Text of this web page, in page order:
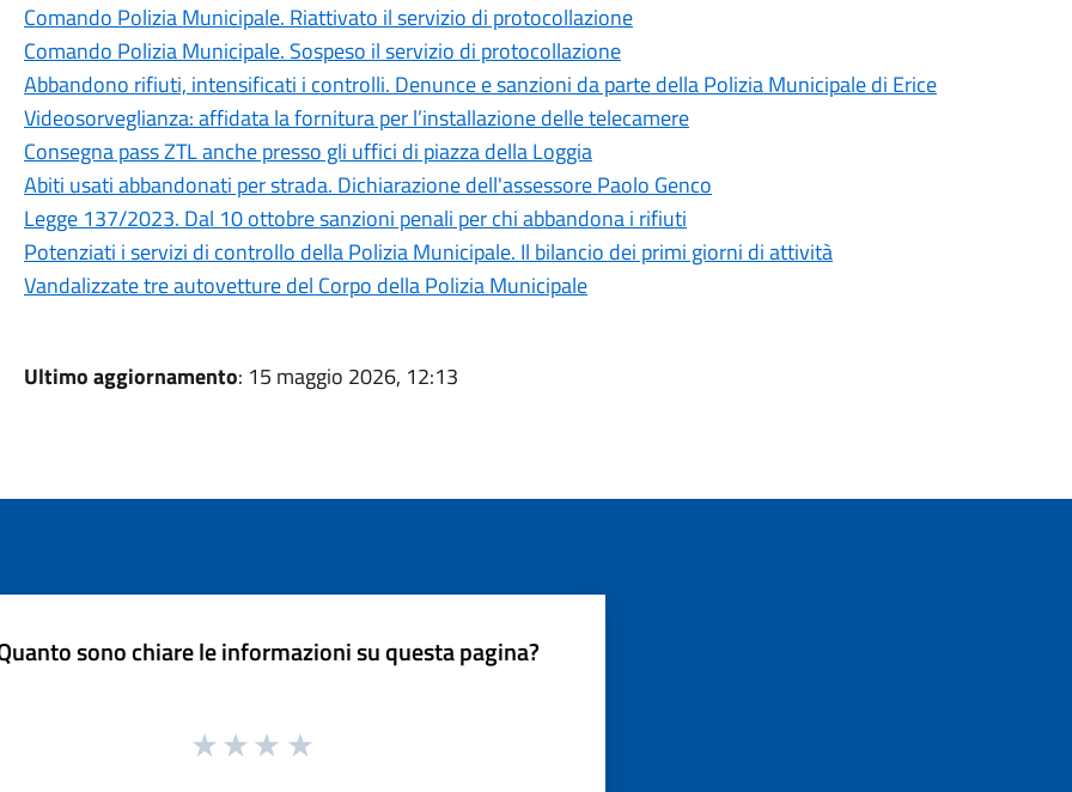
Comando Polizia Municipale. Riattivato il servizio di protocollazione
Comando Polizia Municipale. Sospeso il servizio di protocollazione
Abbandono rifiuti, intensificati i controlli. Denunce e sanzioni da parte della Polizia Municipale di Erice
Videosorveglianza: affidata la fornitura per l’installazione delle telecamere
Consegna pass ZTL anche presso gli uffici di piazza della Loggia
Abiti usati abbandonati per strada. Dichiarazione dell'assessore Paolo Genco
Legge 137/2023. Dal 10 ottobre sanzioni penali per chi abbandona i rifiuti
Potenziati i servizi di controllo della Polizia Municipale. Il bilancio dei primi giorni di attività
Vandalizzate tre autovetture del Corpo della Polizia Municipale
Ultimo aggiornamento: 15 maggio 2026, 12:13
sono chiare le informazioni su questa pagina?